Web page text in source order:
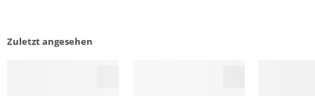
Zuletzt angesehen